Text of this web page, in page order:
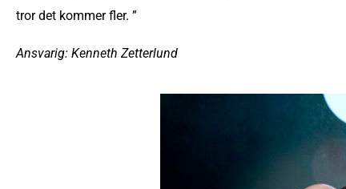
tror det kommer fler. ”
Ansvarig: Kenneth Zetterlund